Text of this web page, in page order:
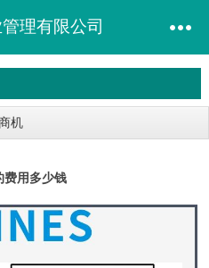
理有限公司
机
费用多少钱